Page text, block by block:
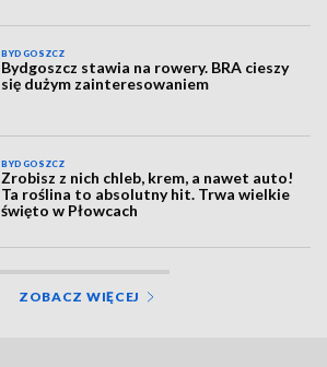
BYDGOSZCZ
Bydgoszcz stawia na rowery. BRA cieszy
się dużym zainteresowaniem
BYDGOSZCZ
Zrobisz z nich chleb, krem, a nawet auto!
Ta roślina to absolutny hit. Trwa wielkie
święto w Płowcach
ZOBACZ WIĘCEJ